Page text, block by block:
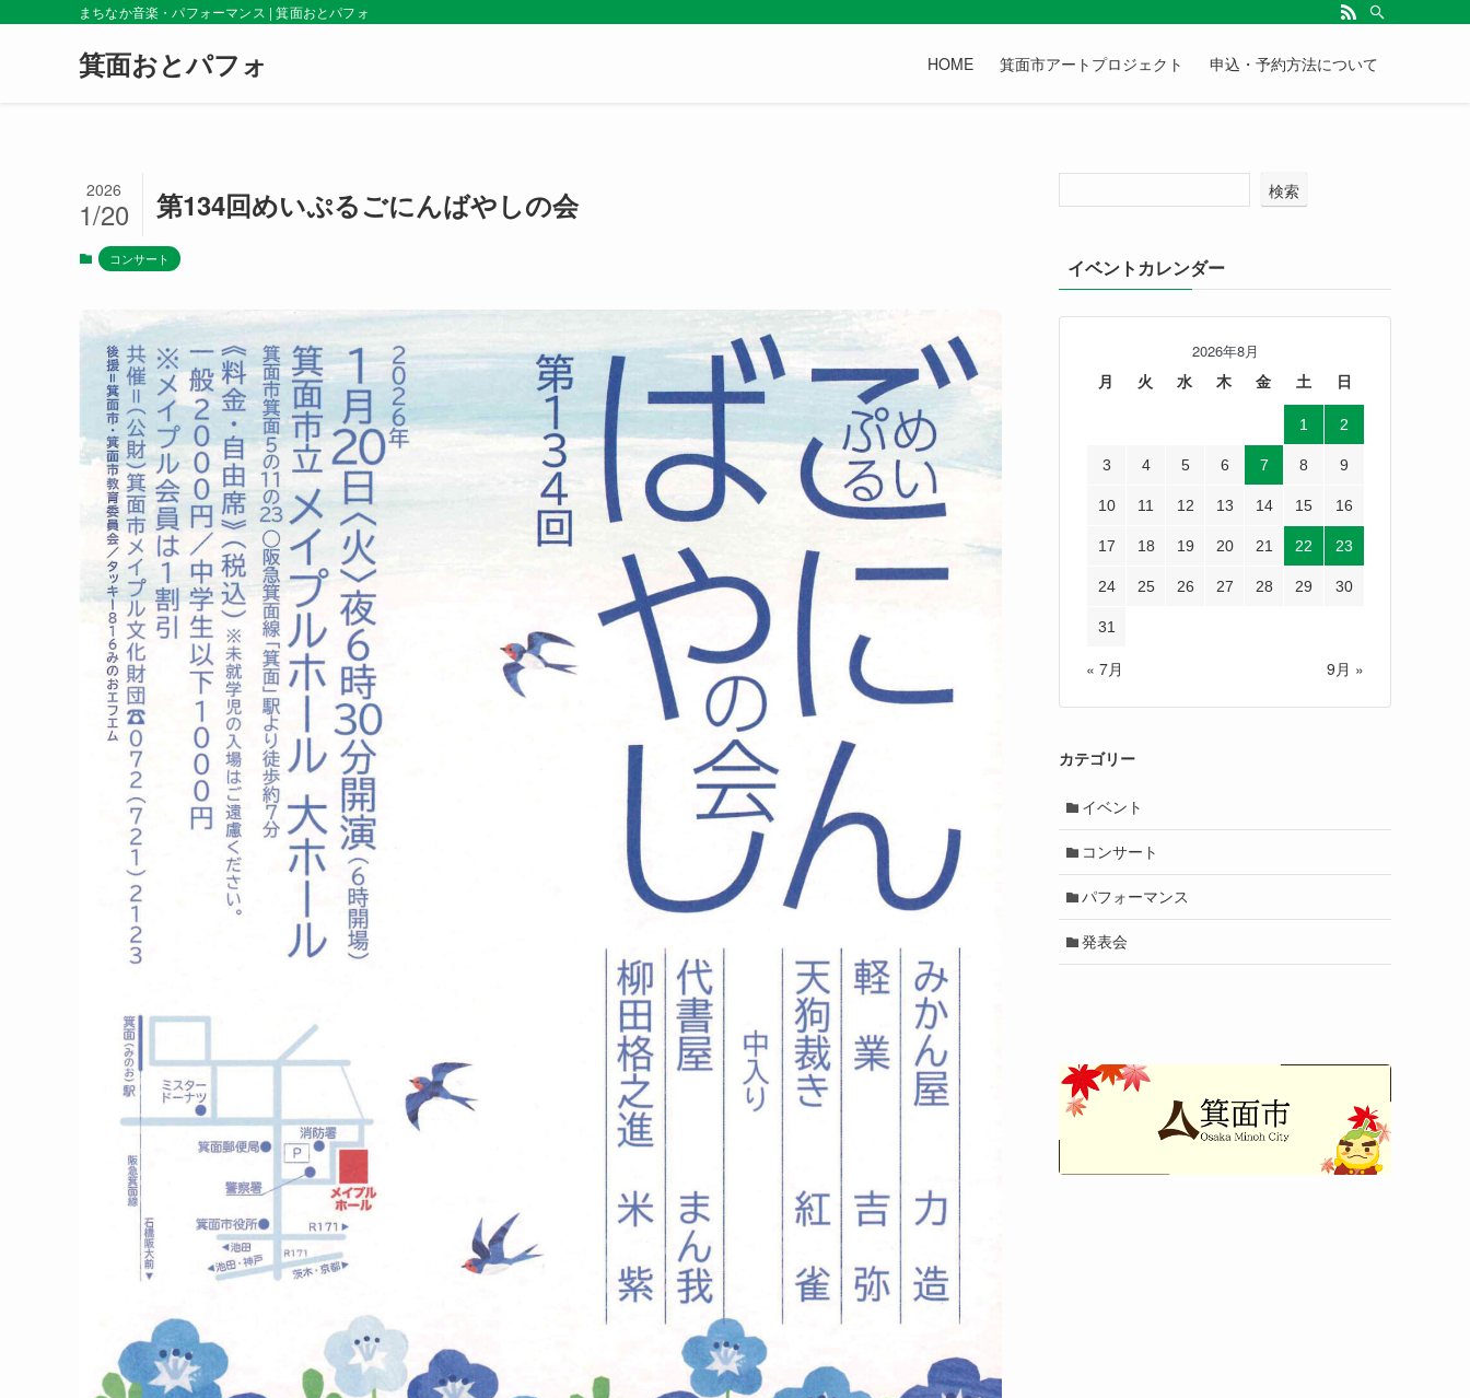
まちなか音楽・パフォーマンス | 箕面おとパフォ
箕面おとパフォ HOME 箕面市アートプロジェクト 申込・予約方法について
第134回めいぷるごにんばやしの会
2026
1/20
コンサート
検索
イベントカレンダー
2026年8月
月 火 水 木 金 土 日
1 2
3 4 5 6 7 8 9
10 11 12 13 14 15 16
17 18 19 20 21 22 23
24 25 26 27 28 29 30
31
« 7月 9月 »
カテゴリー
イベント
コンサート
パフォーマンス
発表会